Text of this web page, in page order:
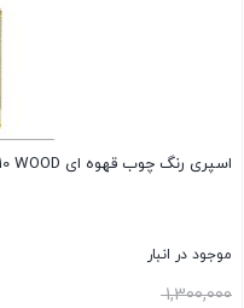
اسپری رنگ چوب قهوه ای WD010 WOOD
موجود در انبار
1,300,000